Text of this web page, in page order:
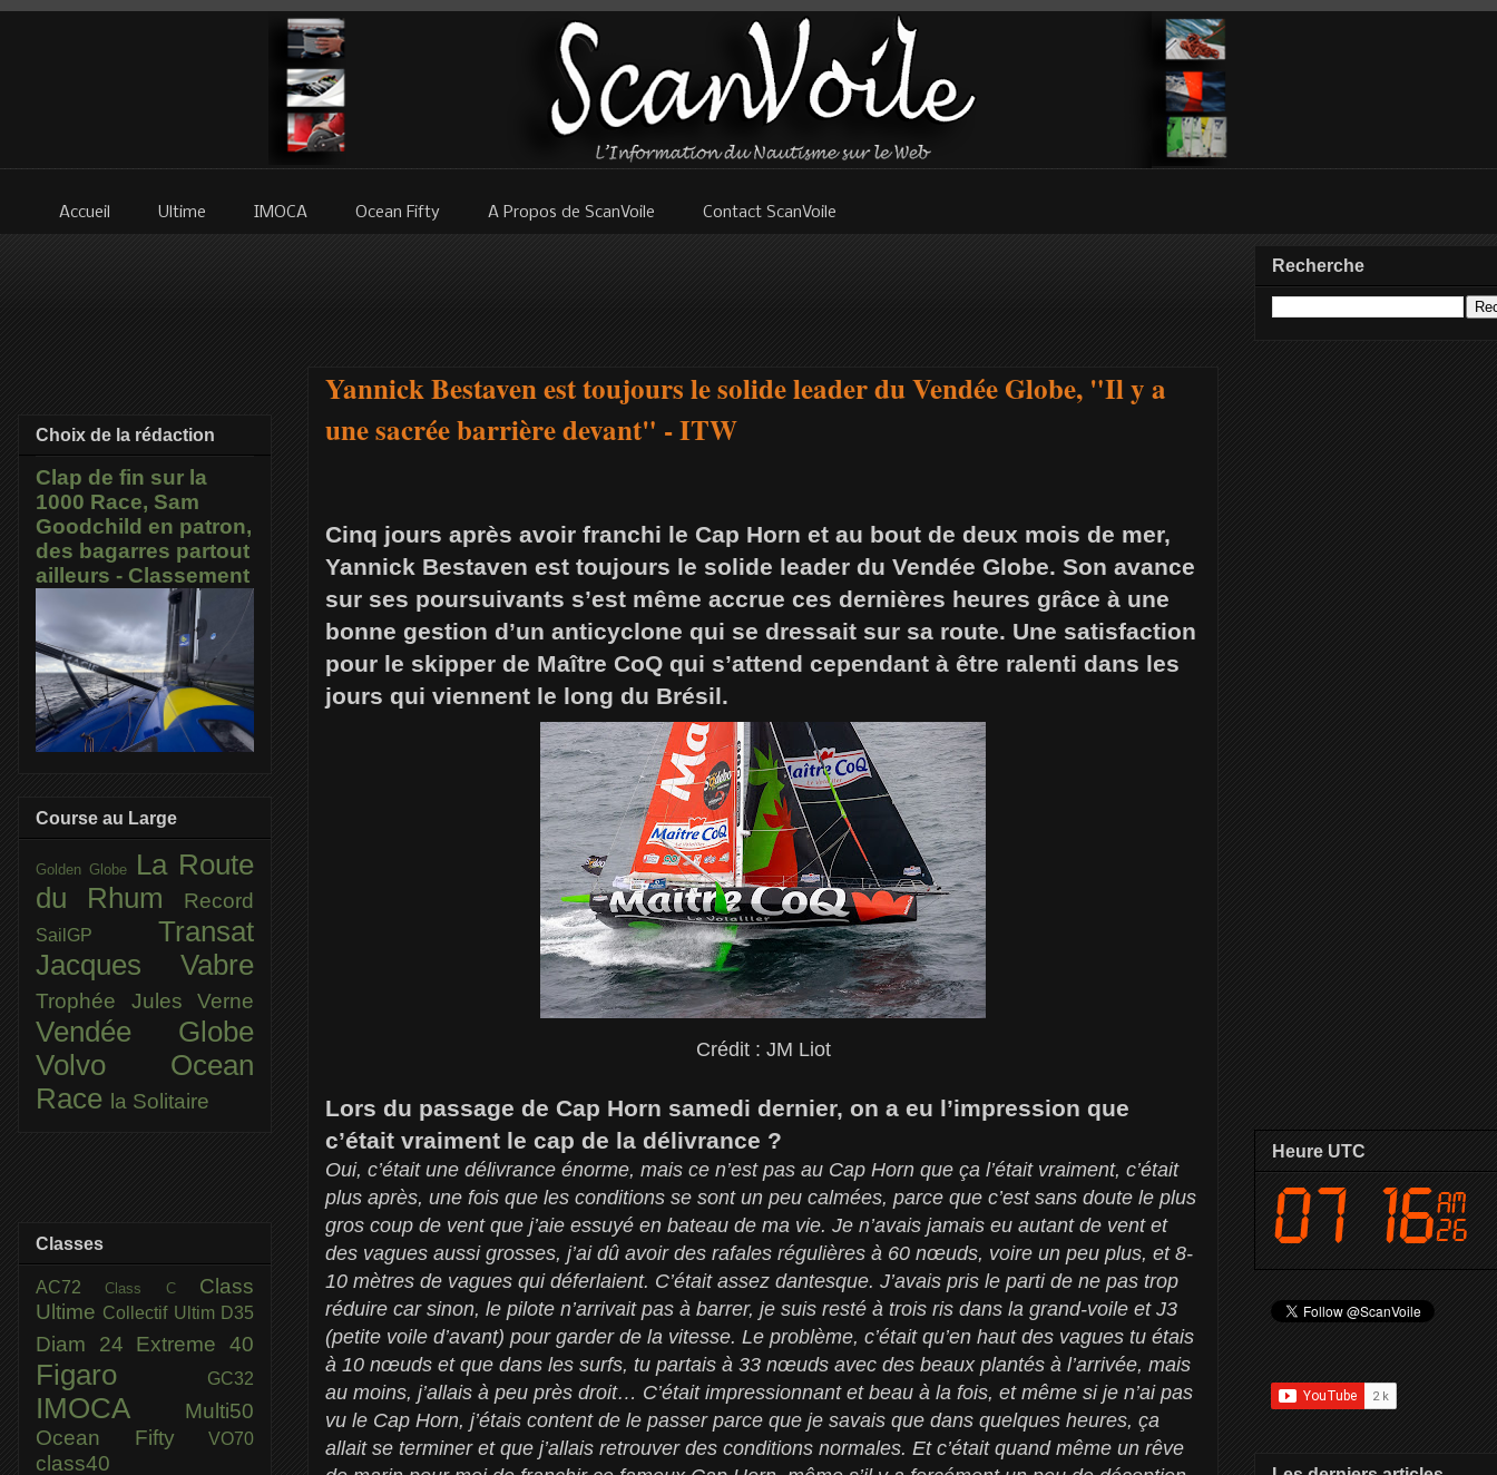
Accueil Ultime IMOCA Ocean Fifty A Propos de ScanVoile Contact ScanVoile
Yannick Bestaven est toujours le solide leader du Vendée Globe, "Il y a
une sacrée barrière devant" - ITW
Cinq jours après avoir franchi le Cap Horn et au bout de deux mois de mer,
Yannick Bestaven est toujours le solide leader du Vendée Globe. Son avance
sur ses poursuivants s’est même accrue ces dernières heures grâce à une
bonne gestion d’un anticyclone qui se dressait sur sa route. Une satisfaction
pour le skipper de Maître CoQ qui s’attend cependant à être ralenti dans les
jours qui viennent le long du Brésil.
Crédit : JM Liot
Lors du passage de Cap Horn samedi dernier, on a eu l’impression que
c’était vraiment le cap de la délivrance ?
Oui, c’était une délivrance énorme, mais ce n’est pas au Cap Horn que ça l’était vraiment, c’était
plus après, une fois que les conditions se sont un peu calmées, parce que c’est sans doute le plus
gros coup de vent que j’aie essuyé en bateau de ma vie. Je n’avais jamais eu autant de vent et
des vagues aussi grosses, j’ai dû avoir des rafales régulières à 60 nœuds, voire un peu plus, et 8-
10 mètres de vagues qui déferlaient. C’était assez dantesque. J’avais pris le parti de ne pas trop
réduire car sinon, le pilote n’arrivait pas à barrer, je suis resté à trois ris dans la grand-voile et J3
(petite voile d’avant) pour garder de la vitesse. Le problème, c’était qu’en haut des vagues tu étais
à 10 nœuds et que dans les surfs, tu partais à 33 nœuds avec des beaux plantés à l’arrivée, mais
au moins, j’allais à peu près droit… C’était impressionnant et beau à la fois, et même si je n’ai pas
vu le Cap Horn, j’étais content de le passer parce que je savais que dans quelques heures, ça
allait se terminer et que j’allais retrouver des conditions normales. Et c’était quand même un rêve
Choix de la rédaction
Clap de fin sur la
1000 Race, Sam
Goodchild en patron,
des bagarres partout
ailleurs - Classement
Course au Large
Golden Globe
La Route
du Rhum
Record
SailGP Transat
Jacques Vabre
Trophée Jules Verne
Vendée Globe
Volvo Ocean
Race la Solitaire
Classes
AC72Class C Class
Ultime Collectif Ultim D35
Diam 24 Extreme 40
Figaro GC32
IMOCA
Multi50
Ocean Fifty
VO70
class40
Recherche
Heure UTC